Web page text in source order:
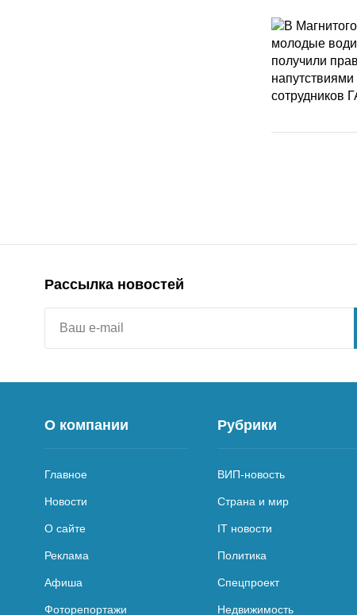
Рассылка новостей
О компании
Главное
Новости
О сайте
Реклама
Афиша
Фоторепортажи
Рубрики
ВИП-новость
Страна и мир
IT новости
Политика
Спецпроект
Недвижимость